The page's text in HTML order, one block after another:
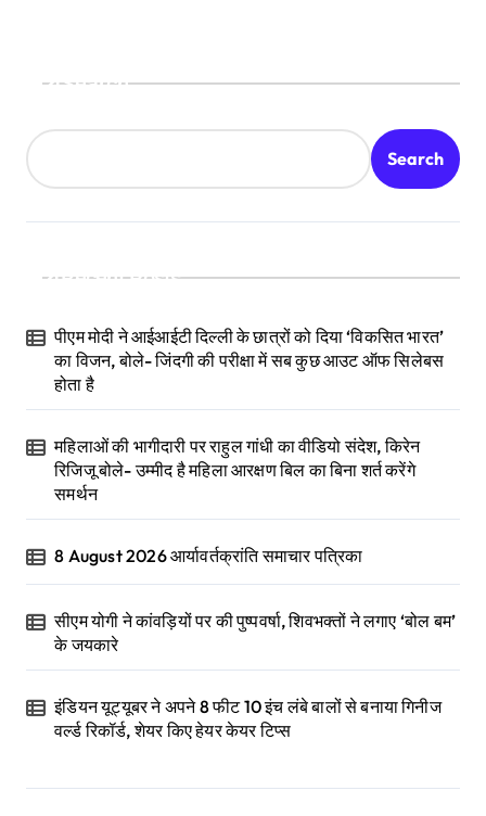
Search
Search
Recent Posts
पीएम मोदी ने आईआईटी दिल्ली के छात्रों को दिया ‘विकसित भारत’
का विजन, बोले- जिंदगी की परीक्षा में सब कुछ आउट ऑफ सिलेबस
होता है
महिलाओं की भागीदारी पर राहुल गांधी का वीडियो संदेश, किरेन
रिजिजू बोले- उम्मीद है महिला आरक्षण बिल का बिना शर्त करेंगे
समर्थन
8 August 2026 आर्यावर्तक्रांति समाचार पत्रिका
सीएम योगी ने कांवड़ियों पर की पुष्पवर्षा, शिवभक्तों ने लगाए ‘बोल बम’
के जयकारे
इंडियन यूट्यूबर ने अपने 8 फीट 10 इंच लंबे बालों से बनाया गिनीज
वर्ल्ड रिकॉर्ड, शेयर किए हेयर केयर टिप्स